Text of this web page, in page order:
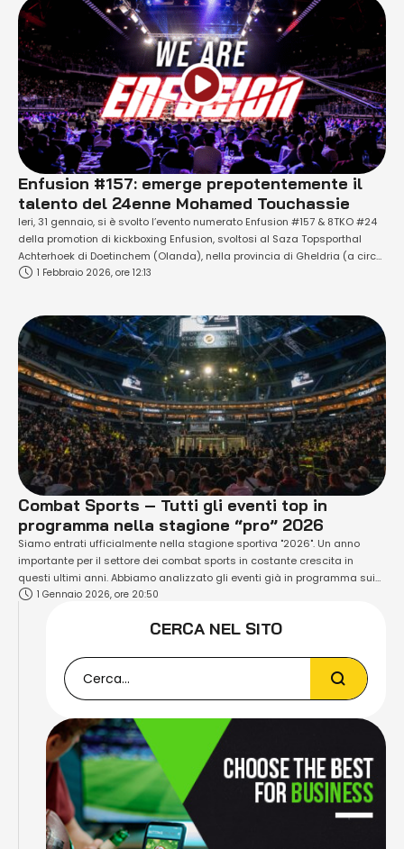
Enfusion #157: emerge prepotentemente il
talento del 24enne Mohamed Touchassie
Ieri, 31 gennaio, si è svolto l’evento numerato Enfusion #157 & 8TKO #24
della promotion di kickboxing Enfusion, svoltosi al Saza Topsporthal
Achterhoek di Doetinchem (Olanda), nella provincia di Gheldria (a circa
130 km dalla metropoli Amsterdam), con un totale di 12 incontri tra
1 Febbraio 2026, ore 12:13
Combat Sports – Tutti gli eventi top in
programma nella stagione “pro” 2026
Siamo entrati ufficialmente nella stagione sportiva "2026". Un anno
importante per il settore dei combat sports in costante crescita in
questi ultimi anni. Abbiamo analizzato gli eventi già in programma sui
siti ufficiali delle più importanti promotion operanti in diversi Paesi e
1 Gennaio 2026, ore 20:50
CERCA NEL SITO